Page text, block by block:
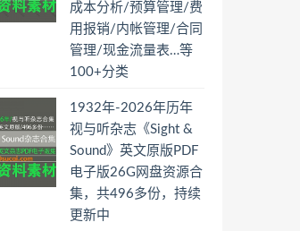
成本分析/预算管理/费
用报销/内帐管理/合同
管理/现金流量表…等
100+分类
1932年-2026年历年
视与听杂志《Sight &
Sound》英文原版PDF
电子版26G网盘资源合
集，共496多份，持续
更新中